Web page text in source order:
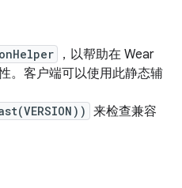
，以帮助在 Wear
。客户端可以使用此静态辅
来检查兼容